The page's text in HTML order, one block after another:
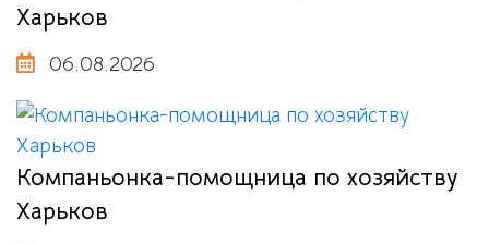
Харьков
06.08.2026
Компаньонка-помощница по хозяйству
Харьков